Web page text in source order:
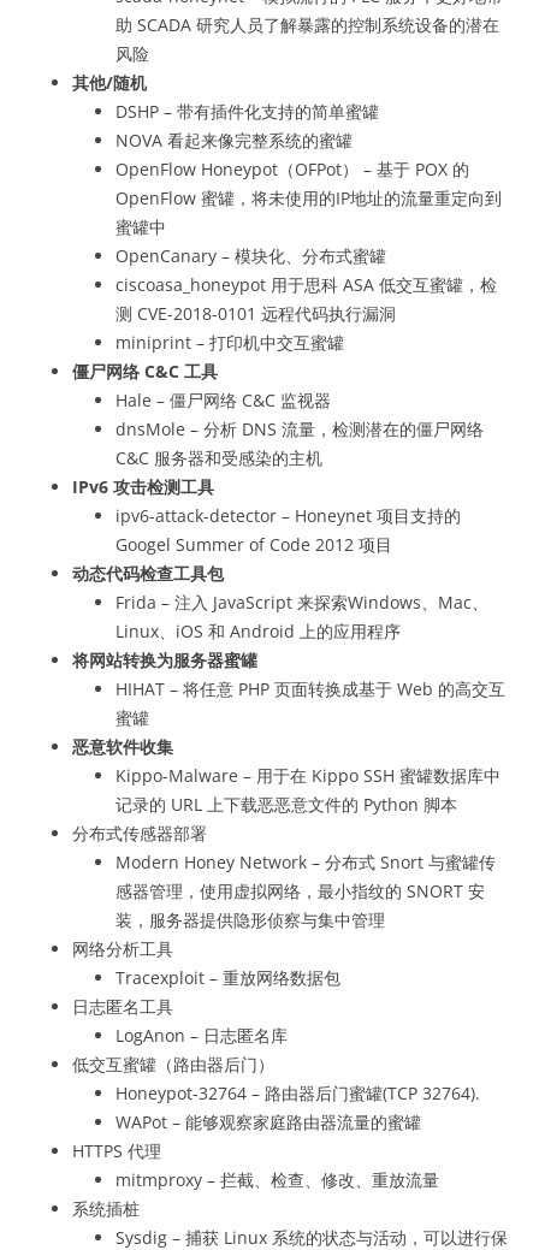
助 SCADA 研究人员了解暴露的控制系统设备的潜在
风险
其他/随机
DSHP – 带有插件化支持的简单蜜罐
NOVA 看起来像完整系统的蜜罐
OpenFlow Honeypot（OFPot） – 基于 POX 的
OpenFlow 蜜罐，将未使用的IP地址的流量重定向到
蜜罐中
OpenCanary – 模块化、分布式蜜罐
ciscoasa_honeypot 用于思科 ASA 低交互蜜罐，检
测 CVE-2018-0101 远程代码执行漏洞
miniprint – 打印机中交互蜜罐
僵尸网络 C&C 工具
Hale – 僵尸网络 C&C 监视器
dnsMole – 分析 DNS 流量，检测潜在的僵尸网络
C&C 服务器和受感染的主机
IPv6 攻击检测工具
ipv6-attack-detector – Honeynet 项目支持的
Googel Summer of Code 2012 项目
动态代码检查工具包
Frida – 注入 JavaScript 来探索Windows、Mac、
Linux、iOS 和 Android 上的应用程序
将网站转换为服务器蜜罐
HIHAT – 将任意 PHP 页面转换成基于 Web 的高交互
蜜罐
恶意软件收集
Kippo-Malware – 用于在 Kippo SSH 蜜罐数据库中
记录的 URL 上下载恶恶意文件的 Python 脚本
分布式传感器部署
Modern Honey Network – 分布式 Snort 与蜜罐传
感器管理，使用虚拟网络，最小指纹的 SNORT 安
装，服务器提供隐形侦察与集中管理
网络分析工具
Tracexploit – 重放网络数据包
日志匿名工具
LogAnon – 日志匿名库
低交互蜜罐（路由器后门）
Honeypot-32764 – 路由器后门蜜罐(TCP 32764).
WAPot – 能够观察家庭路由器流量的蜜罐
HTTPS 代理
mitmproxy – 拦截、检查、修改、重放流量
系统插桩
Sysdig – 捕获 Linux 系统的状态与活动，可以进行保